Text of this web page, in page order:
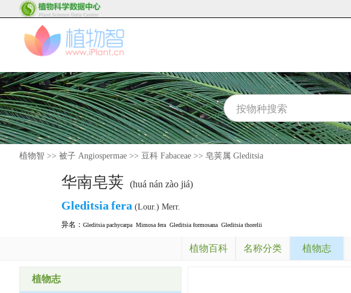
植物智 >> 被子 Angiospermae >> 豆科 Fabaceae >> 皂荚属 Gleditsia
华南皂荚 (huá nán zào jiá)
Gleditsia fera (Lour.) Merr.
异名： Gleditsia pachycarpa Mimosa fera Gleditsia formosana Gleditsia thorelii
植物百科 名称分类 植物志
植物志